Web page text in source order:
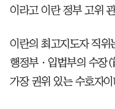
이라고 이란 정부 고위
이란의 최고지도자 직위
행정부ㆍ입법부의 수장
가장 권위 있는 수호자이